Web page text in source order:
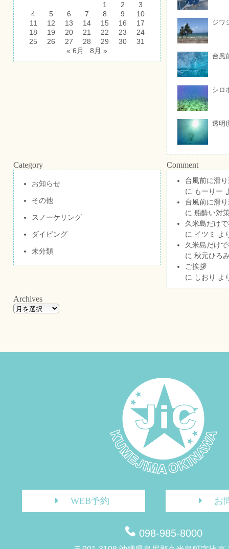
1
2
3
4
5 6 7 8 9
10
11
12 13 14 15 16
17
18
19 20 21 22 23
24
25
26 27 28 29 30
31
« 6月
8月 »
ジワ
台風
シロ
透明
Category
お知らせ
その他
スノーケリング
ダイビング
未分類
Comment
台風前に滑
に もーりー
台風前に滑
に 船酔い対
久米島だけ
に イツミ
よ
久米島だけ
に 秋元ひろ
ご挨拶
に しおり よ
Archives
WEB予約 お
098-985-8000